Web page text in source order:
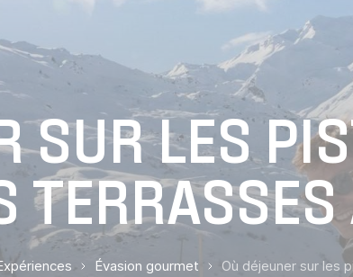
SUR LES
TERRASSES
Évasion gourmet Où déjeuner sur les